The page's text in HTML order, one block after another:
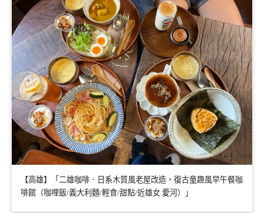
【高雄】「二雄咖啡．日系木質風老屋改造，復古童趣風早午餐咖
啡館（咖哩飯/義大利麵/輕食/甜點/近雄女.愛河）」